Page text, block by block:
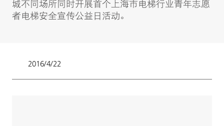
城不同场所同时开展首个上海市电梯行业青年志愿
者电梯安全宣传公益日活动。
2016/4/22